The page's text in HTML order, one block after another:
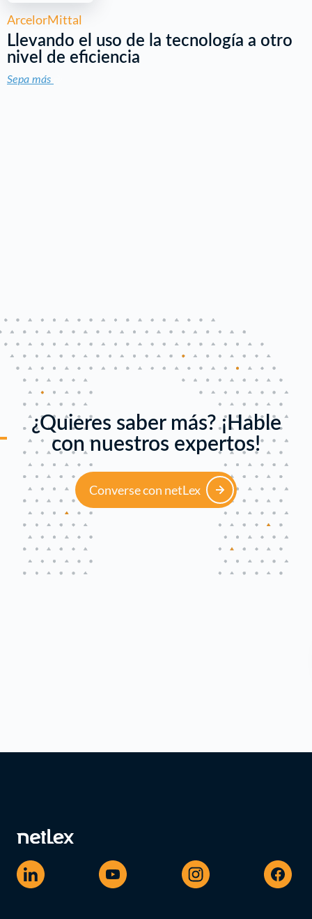
ArcelorMittal
Llevando el uso de la tecnología a otro
nivel de eficiencia
Sepa más
¿Quieres saber más? ¡Hable
con nuestros expertos!
Converse con netLex